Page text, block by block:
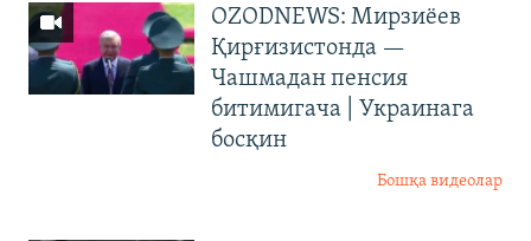
OZODNEWS: Мирзиёев
Қирғизистонда —
Чашмадан пенсия
битимигача | Украинага
босқин
Бошқа видеолар